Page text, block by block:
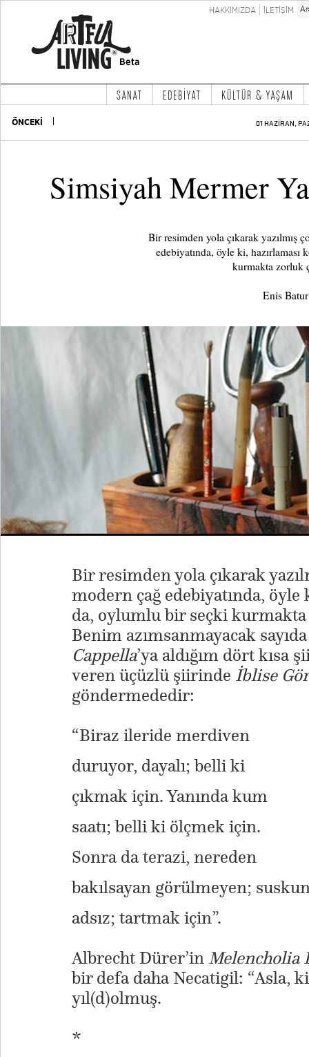
HAKKIMIZDA İLETİŞİM
SANAT EDEBİYAT KÜLTÜR & YAŞAM
ÖNCEKİ 01 HAZİRAN,
Simsiyah Mermer
Bir resimden yola çıkarak yazılmış
edebiyatında, öyle ki,
kurmakta zorluk
Enis
Bir resimden yola çıkarak
modern çağ edebiyatında, öyle
da, oylumlu bir seçki
Benim azımsanmayacak
Cappella’ya aldığım dört kısa
veren üçüzlü şiirinde İblise
göndermededir:
“Biraz ileride merdiven
duruyor, dayalı; belli ki
çıkmak için. Yanında kum
saatı; belli ki ölçmek için.
Sonra da terazi, nereden
bakılsayan görülmeyen;
adsız; tartmak için”.
Albrecht Dürer’in Melencholia I
bir defa daha Necatigil: “Asla,
yıl(d)olmuş.
*